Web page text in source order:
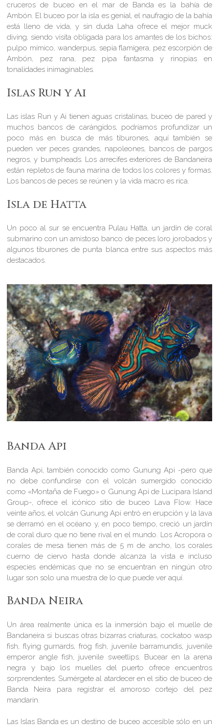
cruceros de buceo en el mar de Banda es la bahía de
Ambón. El buceo por la isla es genial, el naufragio de la bahía
está lleno de vida, y sin duda Laha ofrece el mejor muck
diving, siendo visita obligada para los amantes de los bichos:
pulpo mímico, wanderpus, sepia flamígera, pez escorpión de
Ambón, pez rana, pez pipa fantasma y rinopias en
tonalidades inimaginables.
Islas Run y Ai
Las islas Run y ​​Ai tienen aguas cristalinas, buceo de pared y
muchos bancos de carángidos, podríamos profundizar un
poco más en busca de más tiburones, aquí también se
pueden ver peces grandes, napoleones, bancos de pargos
negros, y bumpheads. Los arrecifes exteriores de Bandaneira
están repletos de fauna marina de todos los colores y formas.
Los bancos de peces se reúnen y la vida macro es rica.
Isla de Hatta
Un poco al sur se encuentra Pulau Hatta, un jardín de coral
submarino con un amistoso banco de peces loro jorobados y
algunos tiburones de punta blanca entre sus aspectos más
destacados.
Banda Api
Banda Api, también conocido como Gunung Api -pero que
no debe confundirse con el volcán sumergido conocido
como «Montaña de Fuego» o Gunung Api de Lucipara Island
Group-, ofrece el icónico sitio de buceo Lava Flow. Hace
veinte años, el volcán Gunung Api entró en erupción y la lava
se derramó en el océano y, en poco tiempo, creció un jardín
de coral duro que no tiene rival en el mundo. Los Acropora o
corales de mesa tienen más de 5 m de ancho, los corales
cuerno de ciervo hasta donde alcanza la vista e incluso
especies endémicas que no se encuentran en ningún otro
lugar son solo una muestra de lo que puede ver aquí.
Banda Neira
Un área realmente única es la inmersión bajo el muelle de
Bandaneira si buscas otras bizarras criaturas, cockatoo wasp
fish, flying gurnards, frog fish, juvenile barramundis, juvenile
emperor angle fish, juvenile sweetlips. Bucear en la arena
negra y bajo los muelles del puerto ofrece encuentros
sorprendentes. Sumérgete al atardecer en el sitio de buceo de
Banda Neira para registrar el amoroso cortejo del pez
mandarín.
Las Islas Banda es un destino de buceo accesible sólo en un